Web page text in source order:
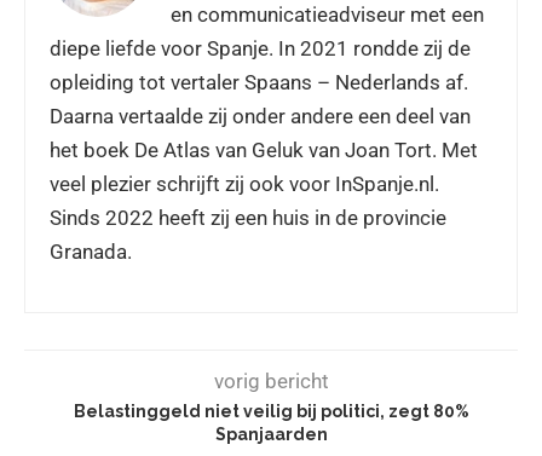
en communicatieadviseur met een
diepe liefde voor Spanje. In 2021 rondde zij de
opleiding tot vertaler Spaans – Nederlands af.
Daarna vertaalde zij onder andere een deel van
het boek De Atlas van Geluk van Joan Tort. Met
veel plezier schrijft zij ook voor InSpanje.nl.
Sinds 2022 heeft zij een huis in de provincie
Granada.
vorig bericht
Belastinggeld niet veilig bij politici, zegt 80%
Spanjaarden